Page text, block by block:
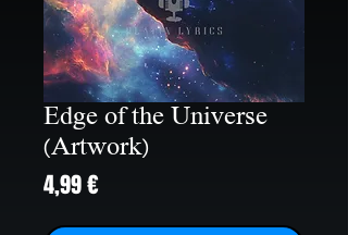
Edge of the Universe
(Artwork)
4,99 €Preis